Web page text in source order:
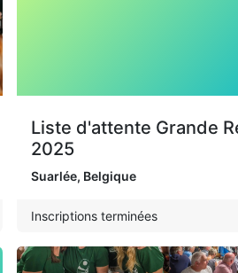
Liste d'attente Grande
2025
Suarlée, Belgique
Inscriptions terminées